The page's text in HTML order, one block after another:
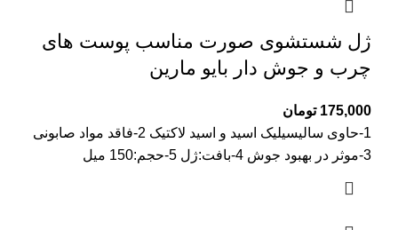
ژل شستشوی صورت مناسب پوست های
چرب و جوش دار بایو مارین
175,000 تومان
1-حاوی سالیسیلیک اسید و اسید لاکتیک 2-فاقد مواد صابونی
3-موثر در بهبود جوش 4-بافت:ژل 5-حجم:150 میل